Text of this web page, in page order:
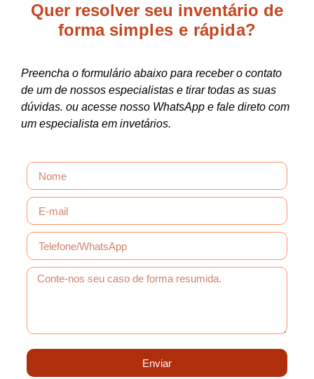
Quer resolver seu inventário de
forma simples e rápida?
Preencha o formulário abaixo para receber o contato
de um de nossos especialistas e tirar todas as suas
dúvidas. ou acesse nosso WhatsApp e fale direto com
um especialista em invetários.
Enviar